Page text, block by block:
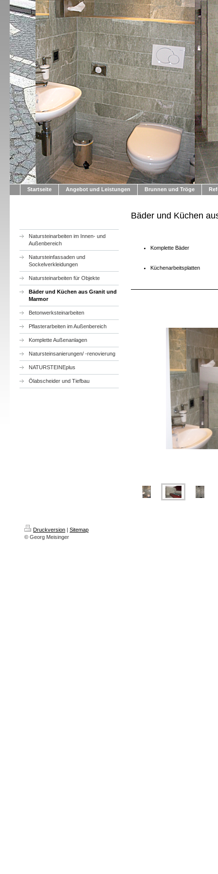
Startseite Angebot und Leistungen Brunnen und Tröge
Natursteinarbeiten im Innen- und
Außenbereich
Natursteinfassaden und
Sockelverkleidungen
Natursteinarbeiten für Objekte
Bäder und Küchen aus Granit und
Marmor
Betonwerksteinarbeiten
Pflasterarbeiten im Außenbereich
Komplette Außenanlagen
Natursteinsanierungen/ -renovierung
NATURSTEINEplus
Ölabscheider und Tiefbau
Bäder und Küchen
Komplette Bäder
Küchenarbeitsplatten
Druckversion | Sitemap
© Georg Meisinger